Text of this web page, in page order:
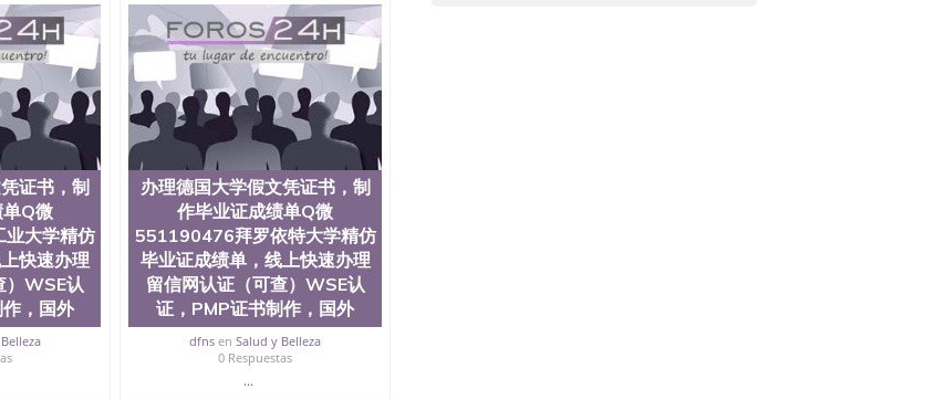
国外编号查询QQ微信551190476办理国外文凭
网上购买真文凭可信吗QQ微信551190476
QQ微信551190476如何办理学历认证QQ微信
大学（San Jose State University, 又译为“圣荷
的大学之一，也是美西地区的公立大学之一。
加利福尼亚州的著名综合性公立大学，它以极
氛围，杰出的本科教育质量，被《福克斯》杂
成百上千的海外学生前往求学。 至今，这是一
教育机构，并获誉为美国本科教育质量的核心
表现优异。其毕业生大多可以在其所处地域的
和大四的学期提供许多相应科系的实习机会。
何塞州立大学都占据着加州所有大学中的地理
旧金山-圣何塞地区为全美的重要科技中心。约
来自世界60余国的学生来此就读。其有名的科
航空学等，深受性肯定及好评；而各种大学部
研究与学习。 二、办理流程： 1、收集客户办
做电子图； 4、电子图做好发给客户确认； 5、
确认再付余款； 7、快递给客户（国内顺丰，国
位认证，留服真实存档可查，存档。 2、留学回
证书，制
Q微
大学精仿
快速办理
）WSE认
，国外
办理德国大学假文凭证书，制
作毕业证成绩单Q微
551190476拜罗依特大学精仿
毕业证成绩单，线上快速办理
留信网认证（可查）WSE认
证，PMP证书制作，国外
dfns enSalud y Belleza
0 Respuestas
...